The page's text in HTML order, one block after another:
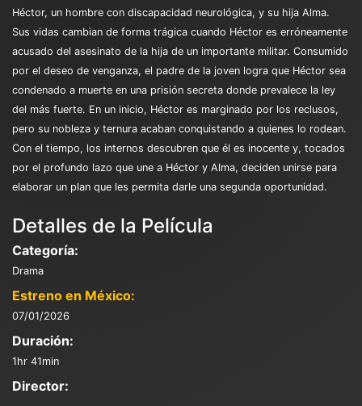
Héctor, un hombre con discapacidad neurológica, y su hija Alma.
Sus vidas cambian de forma trágica cuando Héctor es erróneamente
acusado del asesinato de la hija de un importante militar. Consumido
por el deseo de venganza, el padre de la joven logra que Héctor sea
condenado a muerte en una prisión secreta donde prevalece la ley
del más fuerte. En un inicio, Héctor es marginado por los reclusos,
pero su nobleza y ternura acaban conquistando a quienes lo rodean.
Con el tiempo, los internos descubren que él es inocente y, tocados
por el profundo lazo que une a Héctor y Alma, deciden unirse para
elaborar un plan que les permita darle una segunda oportunidad.
Detalles de la Película
Categoría:
Drama
Estreno en México:
07/01/2026
Duración:
1hr 41min
Director: